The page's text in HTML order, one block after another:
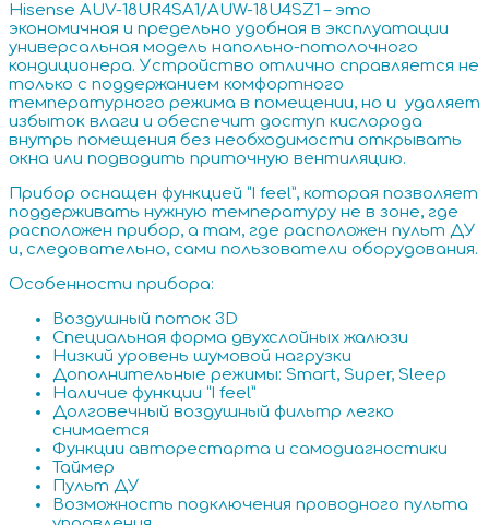
Hisense AUV-18UR4SA1/AUW-18U4SZ1 – это
экономичная и предельно удобная в эксплуатации
универсальная модель напольно-потолочного
кондиционера. Устройство отлично справляется не
только с поддержанием комфортного
температурного режима в помещении, но и удаляет
избыток влаги и обеспечит доступ кислорода
внутрь помещения без необходимости открывать
окна или подводить приточную вентиляцию.
Прибор оснащен функцией “I feel”, которая позволяет
поддерживать нужную температуру не в зоне, где
расположен прибор, а там, где расположен пульт ДУ
и, следовательно, сами пользователи оборудования.
Особенности прибора:
Воздушный поток 3D
Специальная форма двухслойных жалюзи
Низкий уровень шумовой нагрузки
Дополнительные режимы: Smart, Super, Sleep
Наличие функции “I feel”
Долговечный воздушный фильтр легко
снимается
Функции авторестарта и самодиагностики
Таймер
Пульт ДУ
Возможность подключения проводного пульта